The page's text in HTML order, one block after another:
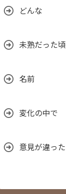
どんな
未熟だった頃
名前
変化の中で
意見が違っ